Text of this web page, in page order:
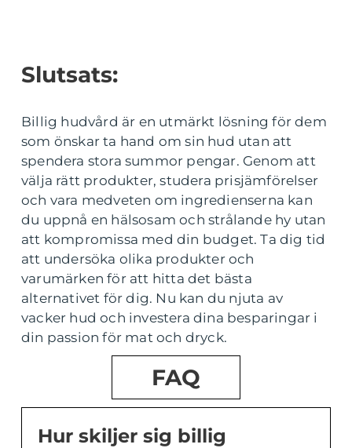
Slutsats:
Billig hudvård är en utmärkt lösning för dem
som önskar ta hand om sin hud utan att
spendera stora summor pengar. Genom att
välja rätt produkter, studera prisjämförelser
och vara medveten om ingredienserna kan
du uppnå en hälsosam och strålande hy utan
att kompromissa med din budget. Ta dig tid
att undersöka olika produkter och
varumärken för att hitta det bästa
alternativet för dig. Nu kan du njuta av
vacker hud och investera dina besparingar i
din passion för mat och dryck.
FAQ
Hur skiljer sig billig